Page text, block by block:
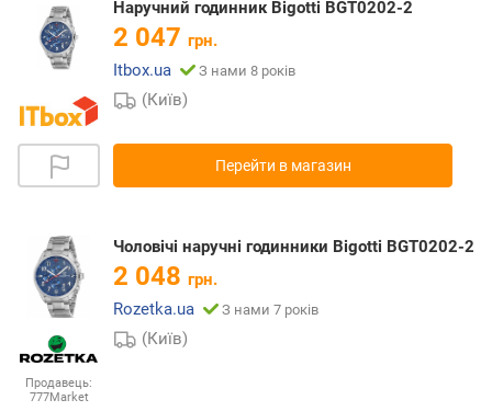
Наручний годинник Bigotti BGT0202-2
2 047 грн.
Itbox.ua
З нами 8 років
(Київ)
Перейти в магазин
Продавець:
777Market
Чоловічі наручні годинники Bigotti BGT0202-2
2 048 грн.
Rozetka.ua
З нами 7 років
(Київ)